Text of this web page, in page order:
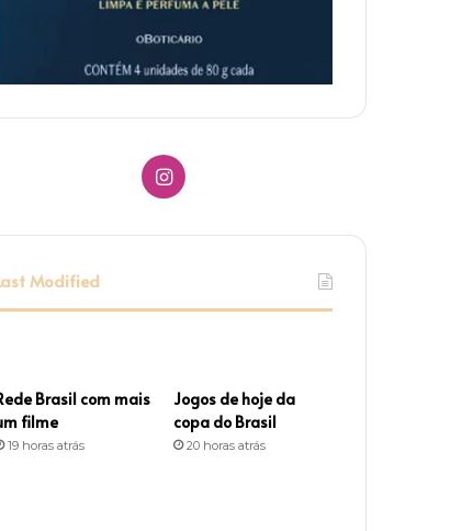
I
t
g
r
Modified
Brasil com mais
filme
19 horas atrás
Jogos de hoje da
copa do Brasil
20 horas atrás